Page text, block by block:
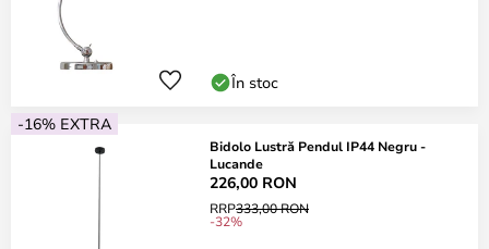
În stoc
-16% EXTRA
Bidolo Lustră Pendul IP44 Negru -
Lucande
226,00 RON
RRP333,00 RON
-32%